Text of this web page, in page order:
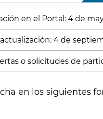
en el Portal: 4 de
4 de
o solicitudes de
en los siguientes